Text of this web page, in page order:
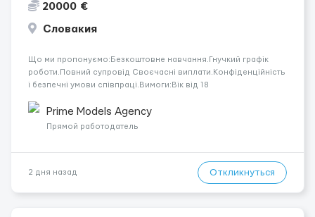
20000 €
Словакия
Що ми пропонуємо:Безкоштовне навчання.Гнучкий графік
роботи.Повний супровід Своєчасні виплати.Конфіденційність
і безпечні умови співпраці.Вимоги:Вік від 18
розвиватися.Досвід не обов’язковий.Якщо вас зацікавила
вакансія — залишайте відгук, і ми зв’яжемося ...
Prime Models Agency
Прямой работодатель
2 дня назад Откликнуться